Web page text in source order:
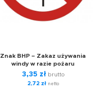
Znak BHP – Zakaz używania
windy w razie pożaru
3,35 zł brutto
2,72 złnetto